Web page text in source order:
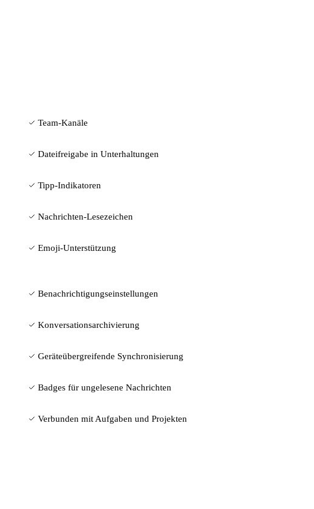
Team-Kanäle
Dateifreigabe in Unterhaltungen
Tipp-Indikatoren
Nachrichten-Lesezeichen
Emoji-Unterstützung
Benachrichtigungseinstellungen
Konversationsarchivierung
Geräteübergreifende Synchronisierung
Badges für ungelesene Nachrichten
Verbunden mit Aufgaben und Projekten